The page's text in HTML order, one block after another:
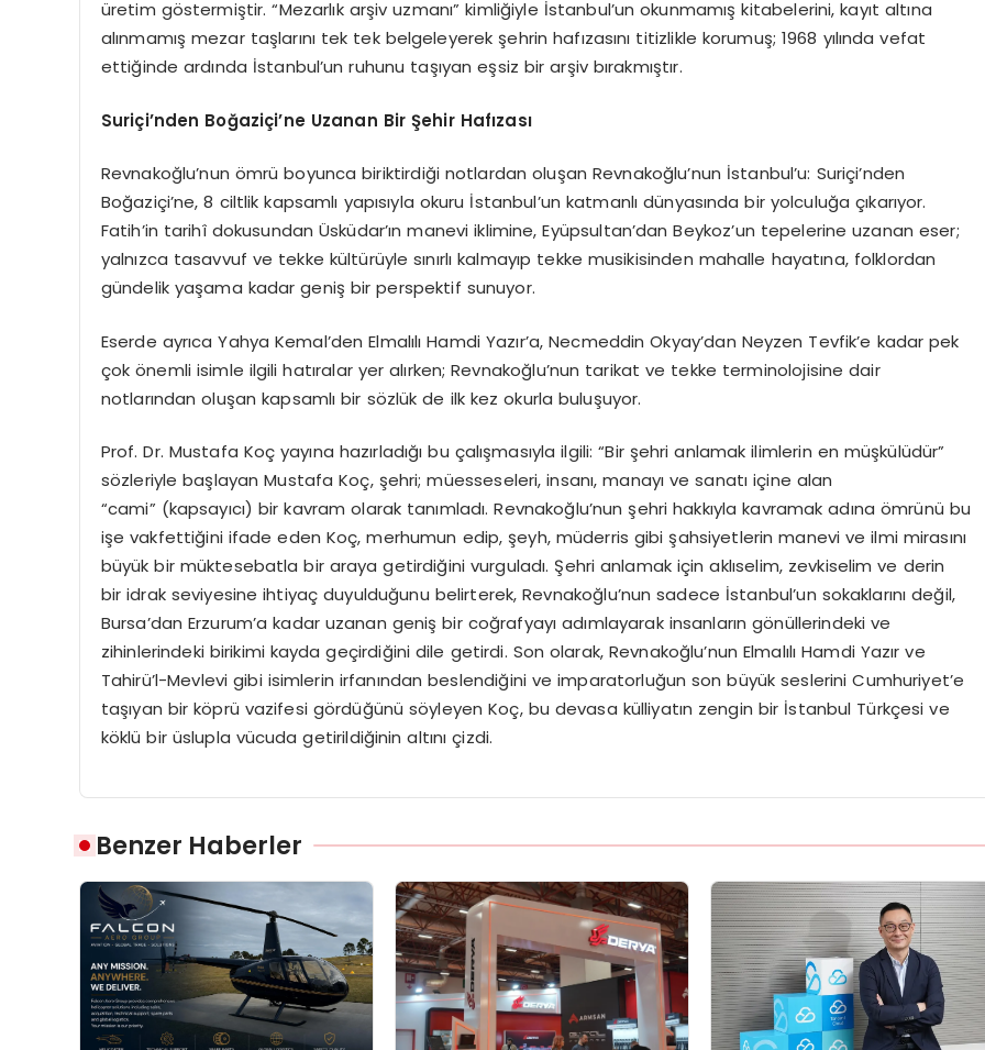
üretim göstermiştir. “Mezarlık arşiv uzmanı” kimliğiyle İstanbul’un okunmamış kitabelerini, kayıt altına
alınmamış mezar taşlarını tek tek belgeleyerek şehrin hafızasını titizlikle korumuş; 1968 yılında vefat
ettiğinde ardında İstanbul’un ruhunu taşıyan eşsiz bir arşiv bırakmıştır.
Suriçi’nden Boğaziçi’ne Uzanan Bir Şehir Hafızası
Revnakoğlu’nun ömrü boyunca biriktirdiği notlardan oluşan Revnakoğlu’nun İstanbul’u: Suriçi’nden
Boğaziçi’ne, 8 ciltlik kapsamlı yapısıyla okuru İstanbul’un katmanlı dünyasında bir yolculuğa çıkarıyor.
Fatih’in tarihî dokusundan Üsküdar’ın manevi iklimine, Eyüpsultan’dan Beykoz’un tepelerine uzanan eser;
yalnızca tasavvuf ve tekke kültürüyle sınırlı kalmayıp tekke musikisinden mahalle hayatına, folklordan
gündelik yaşama kadar geniş bir perspektif sunuyor.
Eserde ayrıca Yahya Kemal’den Elmalılı Hamdi Yazır’a, Necmeddin Okyay’dan Neyzen Tevfik’e kadar pek
çok önemli isimle ilgili hatıralar yer alırken; Revnakoğlu’nun tarikat ve tekke terminolojisine dair
notlarından oluşan kapsamlı bir sözlük de ilk kez okurla buluşuyor.
Prof. Dr. Mustafa Koç yayına hazırladığı bu çalışmasıyla ilgili: “Bir şehri anlamak ilimlerin en müşkülüdür”
sözleriyle başlayan Mustafa Koç, şehri; müesseseleri, insanı, manayı ve sanatı içine alan
“cami” (kapsayıcı) bir kavram olarak tanımladı. Revnakoğlu’nun şehri hakkıyla kavramak adına ömrünü bu
işe vakfettiğini ifade eden Koç, merhumun edip, şeyh, müderris gibi şahsiyetlerin manevi ve ilmi mirasını
büyük bir müktesebatla bir araya getirdiğini vurguladı. Şehri anlamak için aklıselim, zevkiselim ve derin
bir idrak seviyesine ihtiyaç duyulduğunu belirterek, Revnakoğlu’nun sadece İstanbul’un sokaklarını değil,
Bursa’dan Erzurum’a kadar uzanan geniş bir coğrafyayı adımlayarak insanların gönüllerindeki ve
zihinlerindeki birikimi kayda geçirdiğini dile getirdi. Son olarak, Revnakoğlu’nun Elmalılı Hamdi Yazır ve
Tahirü’l-Mevlevi gibi isimlerin irfanından beslendiğini ve imparatorluğun son büyük seslerini Cumhuriyet’e
taşıyan bir köprü vazifesi gördüğünü söyleyen Koç, bu devasa külliyatın zengin bir İstanbul Türkçesi ve
köklü bir üslupla vücuda getirildiğinin altını çizdi.
Benzer Haberler